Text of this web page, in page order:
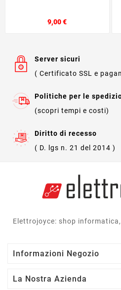
9,00 €Prezzo
Server sicuri
( Certificato SSL e
Politiche per le
(scopri tempi e costi)
Diritto di recesso
( D. lgs n. 21 del 2014 )
Elettrojoyce: shop
Informazioni Negozio
La Nostra Azienda